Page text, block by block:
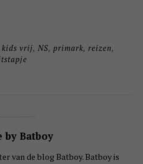
kids vrij,NS,primark,reizen,
Batboy
van de blog Batboy. Batboy is